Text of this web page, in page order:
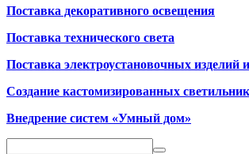
Поставка декоративного освещения
Поставка технического света
Поставка электроустановочных изделий
Создание кастомизированных
Внедрение систем «Умный дом»